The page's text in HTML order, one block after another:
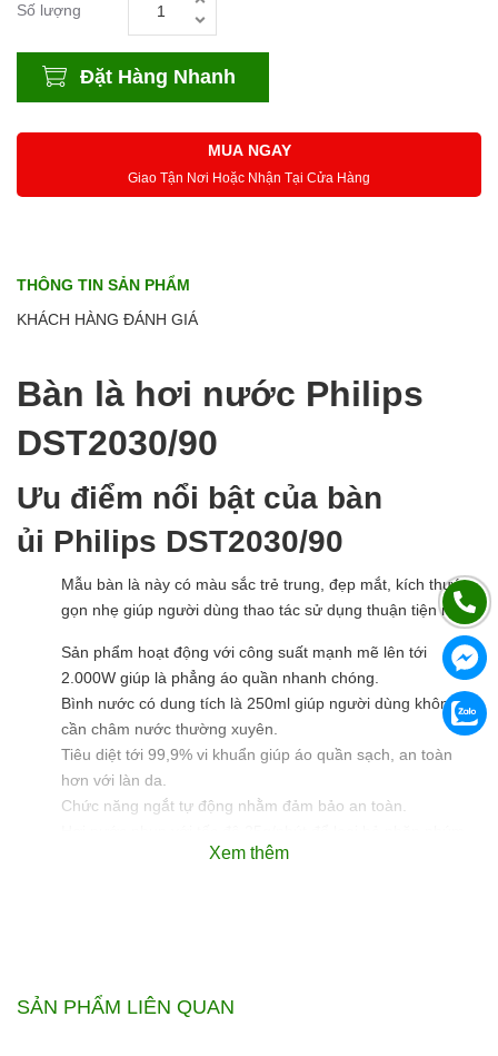
Số lượng
Đặt Hàng Nhanh
MUA NGAY
Giao Tận Nơi Hoặc Nhận Tại Cửa Hàng
THÔNG TIN SẢN PHẨM
KHÁCH HÀNG ĐÁNH GIÁ
Bàn là hơi nước Philips
DST2030/90
Ưu điểm nổi bật của bàn
ủi Philips DST2030/90
Mẫu bàn là này có màu sắc trẻ trung, đẹp mắt, kích thước
gọn nhẹ giúp người dùng thao tác sử dụng thuận tiện nhất.
Sản phẩm hoạt động với công suất mạnh mẽ lên tới
2.000W giúp là phẳng áo quần nhanh chóng.
Bình nước có dung tích là 250ml giúp người dùng không
cần châm nước thường xuyên.
Tiêu diệt tới 99,9% vi khuẩn giúp áo quần sạch, an toàn
hơn với làn da.
Chức năng ngắt tự động nhằm đảm bảo an toàn.
dụng bàn ủi lâu hơn.
Xem thêm
SẢN PHẨM LIÊN QUAN